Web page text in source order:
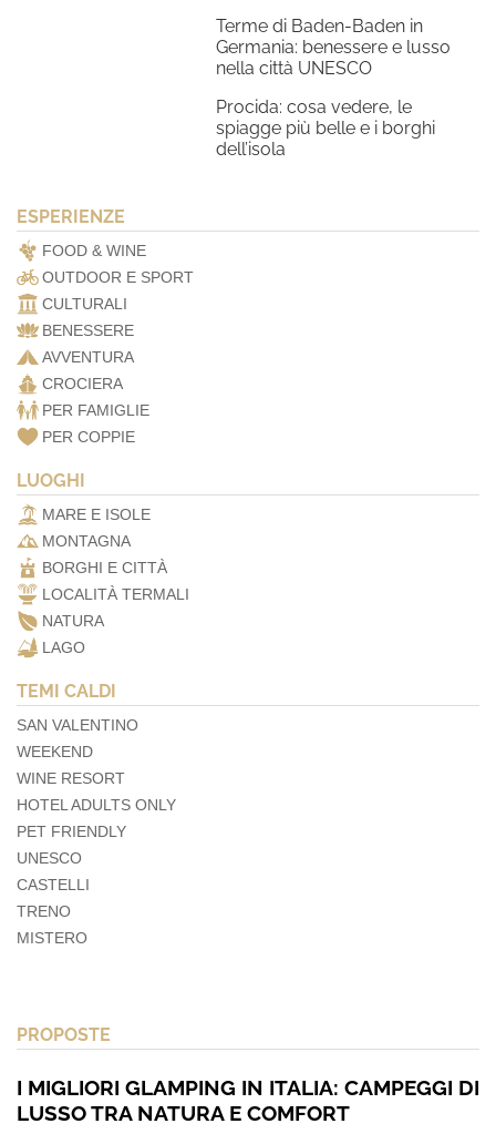
Terme di Baden-Baden in
Germania: benessere e lusso
nella città UNESCO
Procida: cosa vedere, le
spiagge più belle e i borghi
dell’isola
ESPERIENZE
FOOD & WINE
OUTDOOR E SPORT
CULTURALI
BENESSERE
AVVENTURA
CROCIERA
PER FAMIGLIE
PER COPPIE
LUOGHI
MARE E ISOLE
MONTAGNA
BORGHI E CITTÀ
LOCALITÀ TERMALI
NATURA
LAGO
TEMI CALDI
SAN VALENTINO
WEEKEND
WINE RESORT
HOTEL ADULTS ONLY
PET FRIENDLY
UNESCO
CASTELLI
TRENO
MISTERO
PROPOSTE
I MIGLIORI GLAMPING IN ITALIA: CAMPEGGI DI
LUSSO TRA NATURA E COMFORT